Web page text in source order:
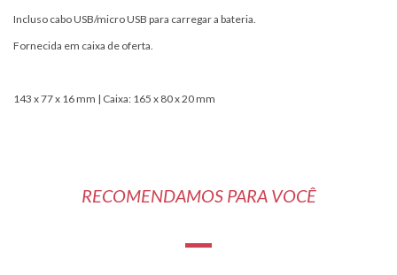
Incluso cabo USB/micro USB para carregar a bateria.
Fornecida em caixa de oferta.
143 x 77 x 16 mm | Caixa: 165 x 80 x 20 mm
RECOMENDAMOS PARA VOCÊ